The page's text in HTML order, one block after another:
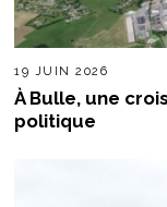
19 JUIN 2026
À Bulle, une
politique